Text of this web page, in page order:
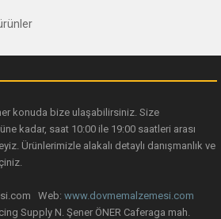
daha pahalı.
Gönder
konuda bize ulaşabilirsiniz. Size
kadar, saat 10:00 ile 19:00 saatleri arası
Ürünlerimizle alakalı detaylı danışmanlık ve
Web: www.dovmemalzemesi.com
Supply N. Şener ÖNER Caferaga mah.